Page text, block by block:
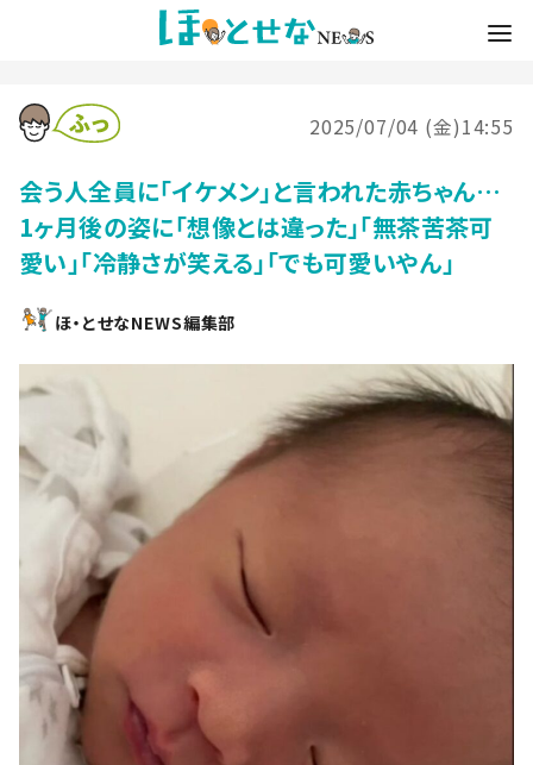
2025/07/04 (金)14:55
会う人全員に「イケメン」と言われた赤ちゃん…
1ヶ月後の姿に「想像とは違った」「無茶苦茶可
愛い」「冷静さが笑える」「でも可愛いやん」
ほ・とせなNEWS編集部